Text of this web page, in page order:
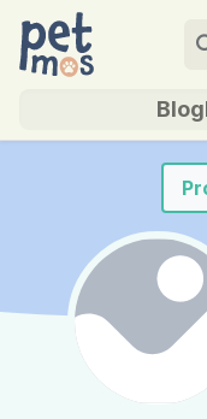
Blog